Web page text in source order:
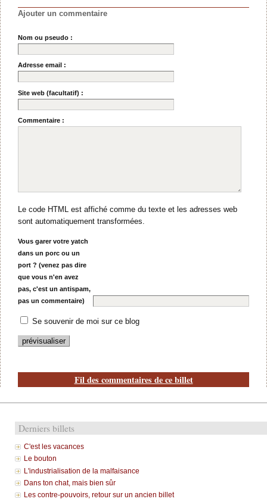
Ajouter un commentaire
Nom ou pseudo :
Adresse email :
Site web (facultatif) :
Commentaire :
Le code HTML est affiché comme du texte et les adresses web
sont automatiquement transformées.
Vous garer votre yatch
dans un porc ou un
port ? (venez pas dire
que vous n'en avez
pas, c'est un antispam,
pas un commentaire)
Se souvenir de moi sur ce blog
Fil des commentaires de ce billet
Derniers billets
C'est les vacances
Le bouton
L'industrialisation de la malfaisance
Dans ton chat, mais bien sûr
Les contre-pouvoirs, retour sur un ancien billet